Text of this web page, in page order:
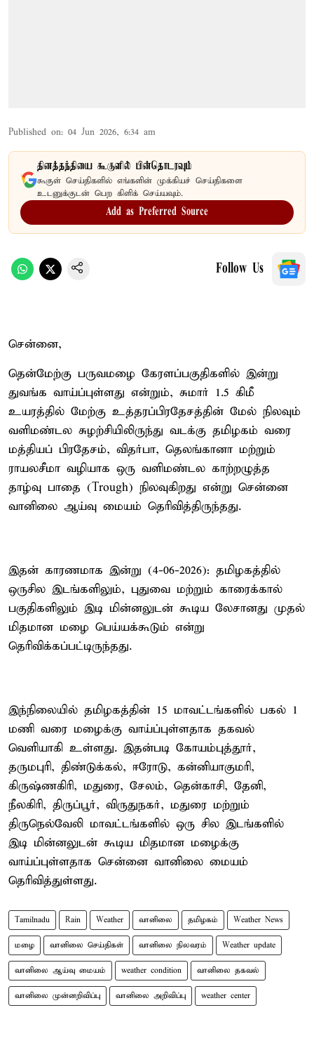
Published on: 04 Jun 2026, 6:34 am
தினத்தந்தியை கூகுளில் பின்தொடரவும்
கூகுள் செய்திகளில் எங்களின் முக்கியச் செய்திகளை
உடனுக்குடன் பெற கிளிக் செய்யவும்.
Add as Preferred Source
Follow Us
சென்னை,
தென்மேற்கு பருவமழை கேரளப்பகுதிகளில் இன்று
துவங்க வாய்ப்புள்ளது என்றும், சுமார் 1.5 கிமீ
உயரத்தில் மேற்கு உத்தரப்பிரதேசத்தின் மேல் நிலவும்
வளிமண்டல சுழற்சியிலிருந்து வடக்கு தமிழகம் வரை
மத்தியப் பிரதேசம், விதர்பா, தெலங்கானா மற்றும்
ராயலசீமா வழியாக ஒரு வளிமண்டல காற்றழுத்த
தாழ்வு பாதை (Trough) நிலவுகிறது என்று சென்னை
வானிலை ஆய்வு மையம் தெரிவித்திருந்தது.
இதன் காரணமாக இன்று (4-06-2026): தமிழகத்தில்
ஒருசில இடங்களிலும், புதுவை மற்றும் காரைக்கால்
பகுதிகளிலும் இடி மின்னலுடன் கூடிய லேசானது முதல்
மிதமான மழை பெய்யக்கூடும் என்று
தெரிவிக்கப்பட்டிருந்தது.
இந்நிலையில் தமிழகத்தின் 15 மாவட்டங்களில் பகல் 1
மணி வரை மழைக்கு வாய்ப்புள்ளதாக தகவல்
வெளியாகி உள்ளது. இதன்படி கோயம்புத்தூர்,
தருமபுரி, திண்டுக்கல், ஈரோடு, கன்னியாகுமரி,
கிருஷ்ணகிரி, மதுரை, சேலம், தென்காசி, தேனி,
நீலகிரி, திருப்பூர், விருதுநகர், மதுரை மற்றும்
திருநெல்வேலி மாவட்டங்களில் ஒரு சில இடங்களில்
இடி மின்னலுடன் கூடிய மிதமான மழைக்கு
வாய்ப்புள்ளதாக சென்னை வானிலை மையம்
தெரிவித்துள்ளது.
Tamilnadu Rain Weather வானிலை தமிழகம் Weather News
மழை வானிலை செய்திகள் வானிலை நிலவரம் Weather update
வானிலை ஆய்வு மையம் weather condition வானிலை தகவல்
வானிலை முன்னறிவிப்பு வானிலை அறிவிப்பு weather center